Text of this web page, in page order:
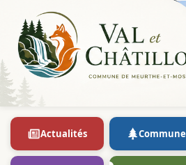
Actualités Commune